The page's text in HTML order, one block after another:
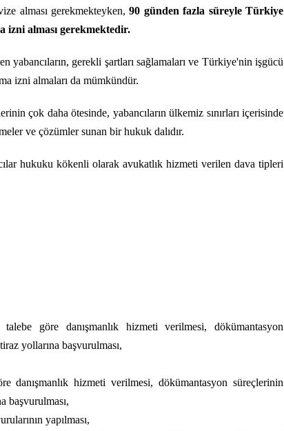
alması gerekmekteyken,90 günden fazla süreyle Türkiye
izni alması gerekmektedir.
yabancıların, gerekli şartları sağlamaları ve Türkiye'nin işgücü
izni almaları da mümkündür.
çok daha ötesinde, yabancıların ülkemiz sınırları içerisinde
ve çözümler sunan bir hukuk dalıdır.
hukuku kökenli olarak avukatlık hizmeti verilen dava tipleri
göre danışmanlık hizmeti verilmesi, dökümantasyon
yollarına başvurulması,
danışmanlık hizmeti verilmesi, dökümantasyon süreçlerinin
başvurulması,
yapılması,